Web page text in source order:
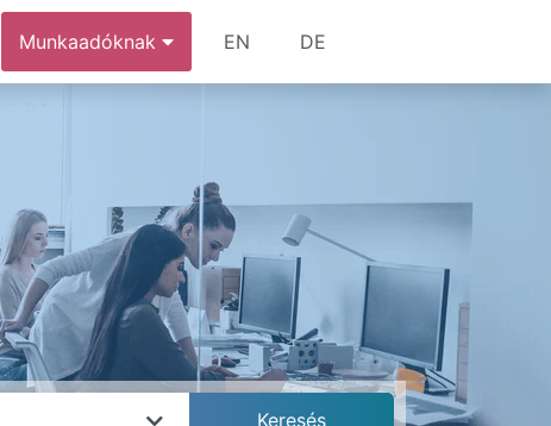
Munkaadóknak EN DE